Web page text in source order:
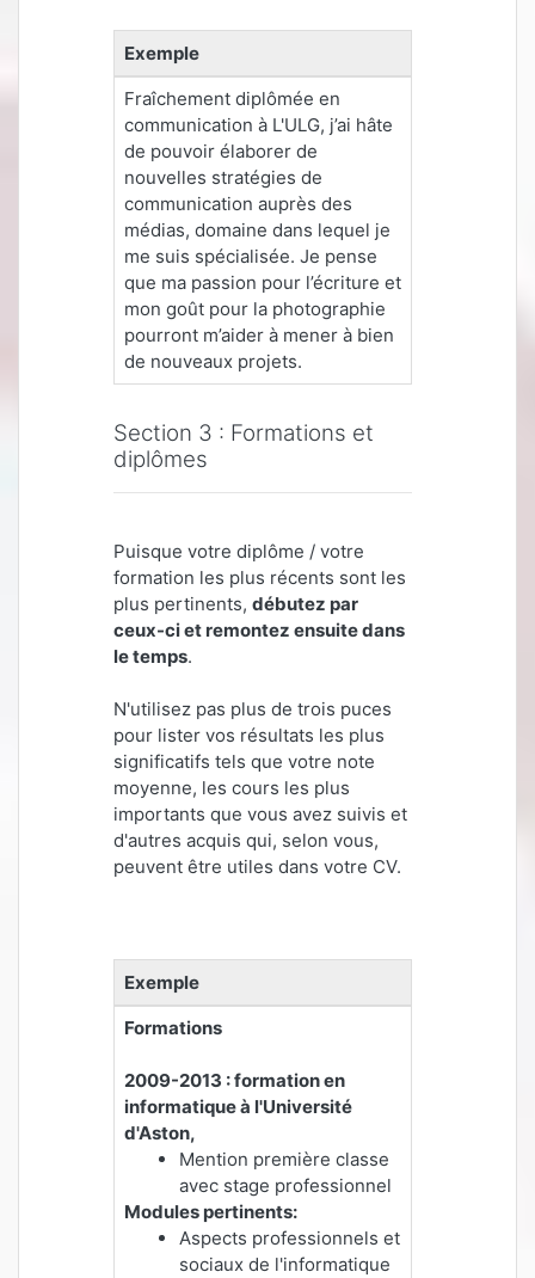
Exemple
Fraîchement diplômée en
communication à L'ULG, j’ai hâte
de pouvoir élaborer de
nouvelles stratégies de
communication auprès des
médias, domaine dans lequel je
me suis spécialisée. Je pense
que ma passion pour l’écriture et
mon goût pour la photographie
pourront m’aider à mener à bien
de nouveaux projets.
Section 3 : Formations et
diplômes
Puisque votre diplôme / votre
formation les plus récents sont les
plus pertinents, débutez par
ceux-ci et remontez ensuite dans
le temps.
N'utilisez pas plus de trois puces
pour lister vos résultats les plus
significatifs tels que votre note
moyenne, les cours les plus
importants que vous avez suivis et
d'autres acquis qui, selon vous,
peuvent être utiles dans votre CV.
Exemple
Formations
2009-2013 : formation en
informatique à l'Université
d'Aston,
Mention première classe
avec stage professionnel
Modules pertinents:
Aspects professionnels et
sociaux de l'informatique